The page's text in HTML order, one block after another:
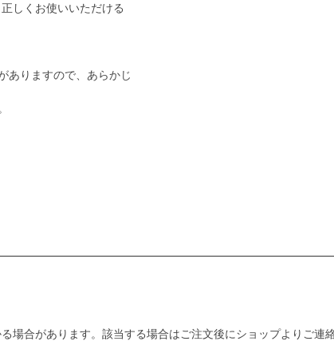
しくお使いいただける
ありますので、あらかじ
合があります。該当する場合はご注文後にショップよりご連絡